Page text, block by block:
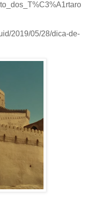
2019/05/28/dica-de-